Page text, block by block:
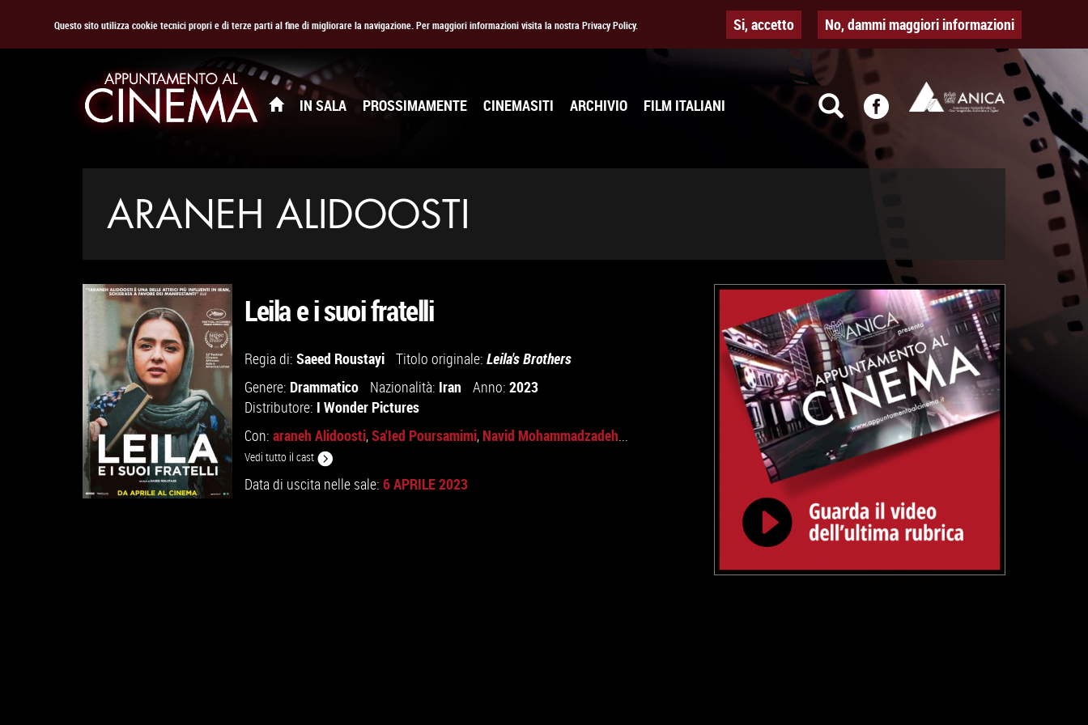
Questo sito utilizza cookie tecnici propri e di terze parti al fine di migliorare la navigazione. Per maggiori informazioni visita la nostra Privacy Policy. Si, accetto No, dammi maggiori informazioni
IN SALA PROSSIMAMENTE CINEMASITI ARCHIVIO FILM ITALIANI
ARANEH ALIDOOSTI
Leila e i suoi fratelli
Regia di: Saeed Roustayi Titolo originale: Leila's Brothers
Genere: Drammatico Nazionalità: Iran Anno: 2023
Distributore: I Wonder Pictures
Con: araneh Alidoosti,Sa'Ied Poursamimi, Navid Mohammadzadeh...
Vedi tutto il cast
Data di uscita nelle sale: 6 APRILE 2023